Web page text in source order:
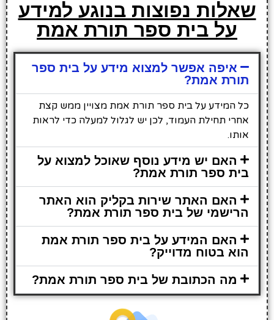
שאלות נפוצות בנוגע למידע
על בית ספר תורת אמת
איפה אפשר למצוא מידע על בית ספר
תורת אמת?
כל המידע על בית ספר תורת אמת מצויין ממש קצת
אחרי תחילת העמוד, לכן יש לגלול למעלה כדי לראות
אותו.
האם יש מידע נוסף שאוכל למצוא על
בית ספר תורת אמת?
האם האתר שירות בקליק הוא האתר
הרישמי של בית ספר תורת אמת?
האם המידע על בית ספר תורת אמת
הוא בטוח מדוייק?
מה הכתובת של בית ספר תורת אמת?